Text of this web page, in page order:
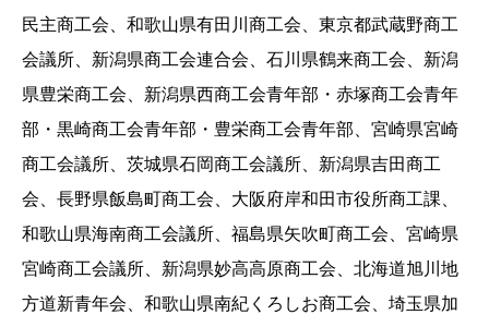
民主商工会、和歌山県有田川商工会、東京都武蔵野商工
会議所、新潟県商工会連合会、石川県鶴来商工会、新潟
県豊栄商工会、新潟県西商工会青年部・赤塚商工会青年
部・黒崎商工会青年部・豊栄商工会青年部、宮崎県宮崎
商工会議所、茨城県石岡商工会議所、新潟県吉田商工
会、長野県飯島町商工会、大阪府岸和田市役所商工課、
和歌山県海南商工会議所、福島県矢吹町商工会、宮崎県
宮崎商工会議所、新潟県妙高高原商工会、北海道旭川地
方道新青年会、和歌山県南紀くろしお商工会、埼玉県加